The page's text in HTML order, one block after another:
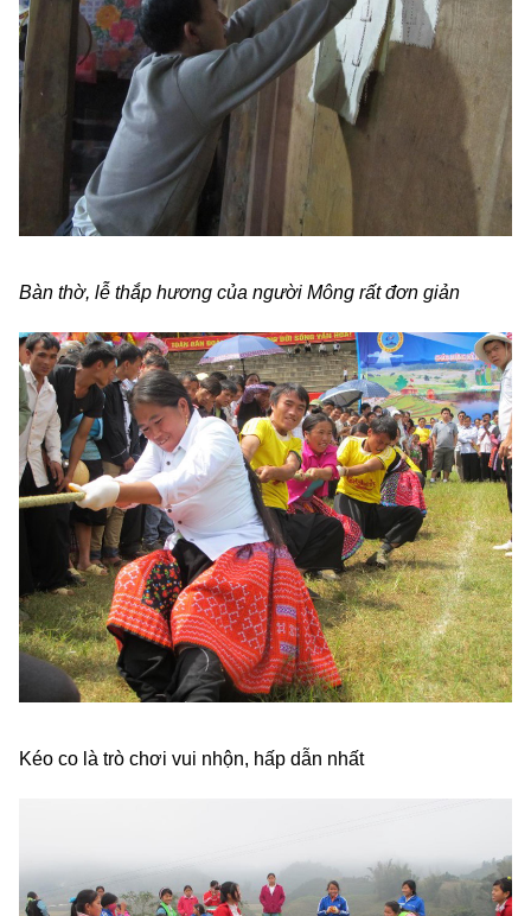
Bàn thờ, lễ thắp hương của người Mông rất đơn giản
Kéo co là trò chơi vui nhộn, hấp dẫn nhất